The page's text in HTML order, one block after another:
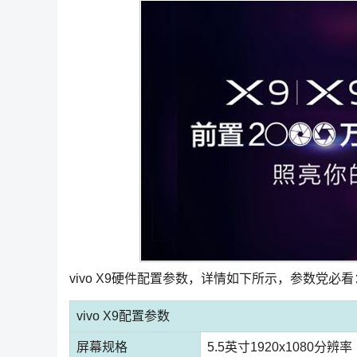
vivo X9硬件配置参数，详情如下所示，参数党必看
vivo X9配置参数
屏幕规格 5.5英寸1920x1080分辨率